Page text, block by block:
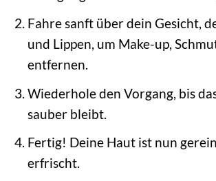
Fahre sanft über dein Gesicht,
und Lippen, um Make-up,
entfernen.
Wiederhole den Vorgang, bis
sauber bleibt.
Fertig! Deine Haut ist nun
erfrischt.